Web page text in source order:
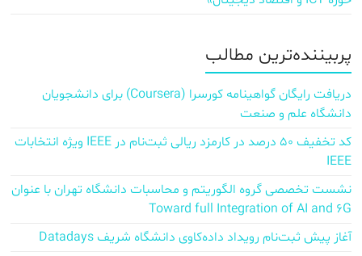
پربیننده‌ترین مطالب
دریافت رایگان گواهینامه کورسرا (Coursera) برای دانشجویان
دانشگاه علم و صنعت
کد تخفیف ۵۰ درصد در کارمزد ریالی ثبت‌نام در IEEE ویژه انتخابات
IEEE
نشست تخصصی گروه الگوریتم و محاسبات دانشگاه تهران با عنوان
Toward full Integration of AI and 6G
آغاز پیش‌ ثبت‌نام رویداد داده‌کاوی دانشگاه شریف Datadays